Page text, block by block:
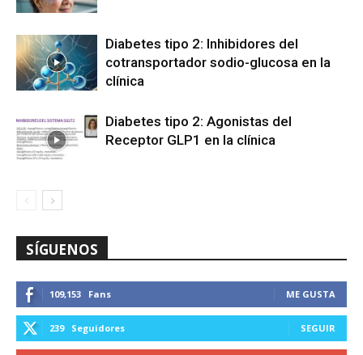
Diabetes tipo 2: Inhibidores del
cotransportador sodio-glucosa en la
clínica
Diabetes tipo 2: Agonistas del
Receptor GLP1 en la clínica
SÍGUENOS
109,153 Fans ME GUSTA
239 Seguidores SEGUIR